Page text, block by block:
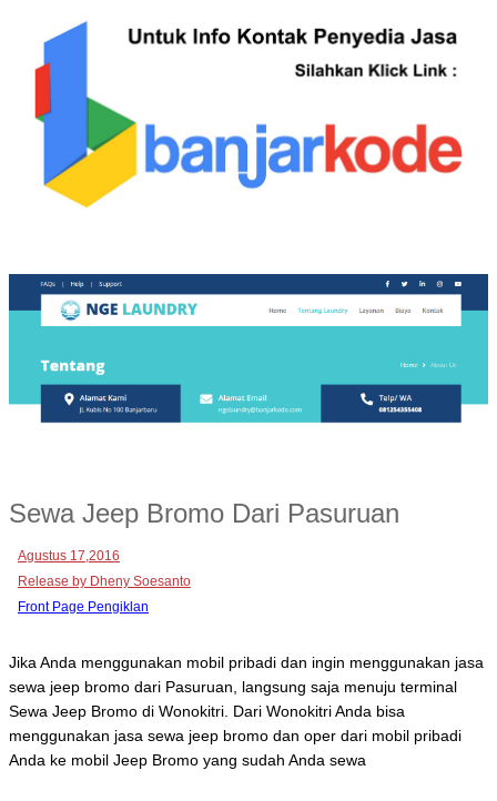
Sewa Jeep Bromo Dari Pasuruan
Agustus 17,2016
Release by Dheny Soesanto
Front Page Pengiklan
Jika Anda menggunakan mobil pribadi dan ingin menggunakan jasa
sewa jeep bromo dari Pasuruan, langsung saja menuju terminal
Sewa Jeep Bromo di Wonokitri. Dari Wonokitri Anda bisa
menggunakan jasa sewa jeep bromo dan oper dari mobil pribadi
Anda ke mobil Jeep Bromo yang sudah Anda sewa